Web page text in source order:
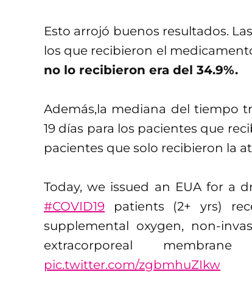
Esto arrojó buenos resultados.
los que recibieron el
no lo recibieron era del 34.9%.
Además,la mediana del tiempo
19 días para los pacientes que
pacientes que solo recibieron la
Today, we issued an EUA for a
#COVID19 patients (2+ yrs)
supplemental oxygen, non-
extracorporeal
pic.twitter.com/zgbmhuZIkw